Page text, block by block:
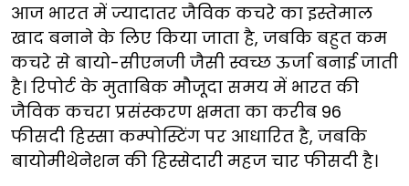
आज भारत में ज्यादातर जैविक कचरे का इस्तेमाल
खाद बनाने के लिए किया जाता है, जबकि बहुत कम
कचरे से बायो-सीएनजी जैसी स्वच्छ ऊर्जा बनाई जाती
है। रिपोर्ट के मुताबिक मौजूदा समय में भारत की
जैविक कचरा प्रसंस्करण क्षमता का करीब 96
फीसदी हिस्सा कम्पोस्टिंग पर आधारित है, जबकि
बायोमीथेनेशन की हिस्सेदारी महज चार फीसदी है।